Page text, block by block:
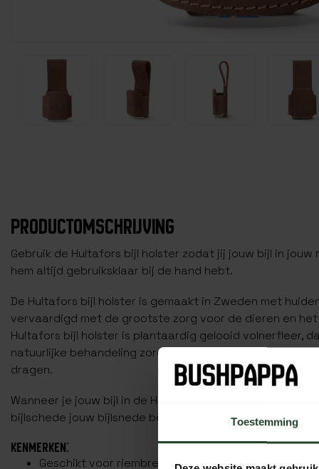
Toestemming
PRODUCTOMSCHRIJVING
Gebruik de Hultafors bijl holster zodat jij jouw bijl in jouw
hem altijd gebruiksklaar bij de hand hebt.
De Hultafors bijl holster is gemaakt in Zweden met
vervaardigd met de grootste zorg voor de dieren en het
Hultafors bijl holster is plantaardig gelooid volnerfleer,
natuurlijke behandeling zorgt ervoor dat het mooi zal
dragen.
Wanneer je jouw bijl in de Hultafors bijl holster draagt,
bijlschede jouw bijlsnede beschermd.
KENMERKEN:
Geschikt voor riembreedtes tot en met 50 mm